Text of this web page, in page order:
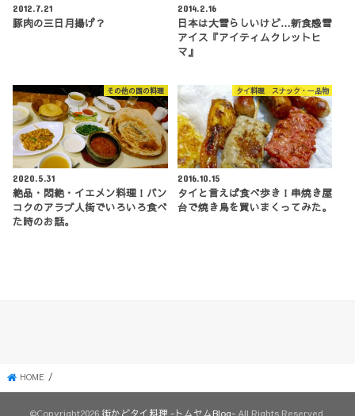
2012.7.21
豚肉の三日月揚げ？
2014.2.16
日本は大雪らしいけど…新食感雪
アイス『アイティムクレットヒ
マ』
その他の国の料理
2020.5.31
絶品・悶絶・イエメン料理！バン
コクのアラブ人街でいろいろ食べ
た時のお話。
タイ料理 スナック・一品物
2016.10.15
タイと言えば食べ歩き！串焼き屋
台で焼き鳥を買いまくってみた。
HOME
©Copyright2026 街かどタイ料理 -トムヤムBlog- .All Rights Reserved.